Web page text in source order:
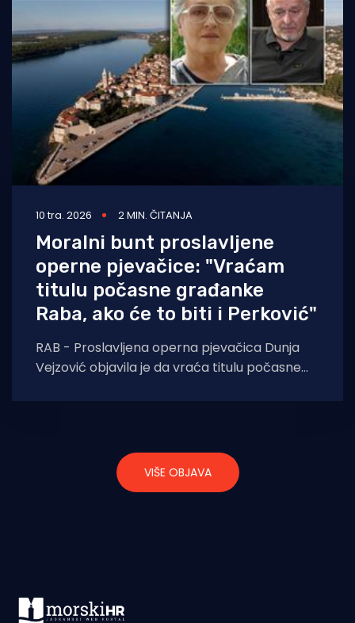
10 tra. 2026 2 MIN. ČITANJA
Moralni bunt proslavljene
operne pjevačice: "Vraćam
titulu počasne građanke
Raba, ako će to biti i Perković"
RAB - Proslavljena operna pjevačica Dunja
Vejzović objavila je da vraća titulu počasne
VIŠE OBJAVA